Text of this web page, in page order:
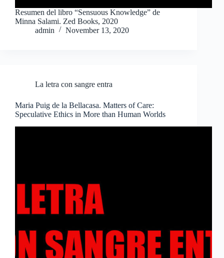
Resumen del libro “Sensuous Knowledge” de
Minna Salami. Zed Books, 2020
admin
November 13, 2020
La letra con sangre entra
Maria Puig de la Bellacasa. Matters of Care:
Speculative Ethics in More than Human Worlds